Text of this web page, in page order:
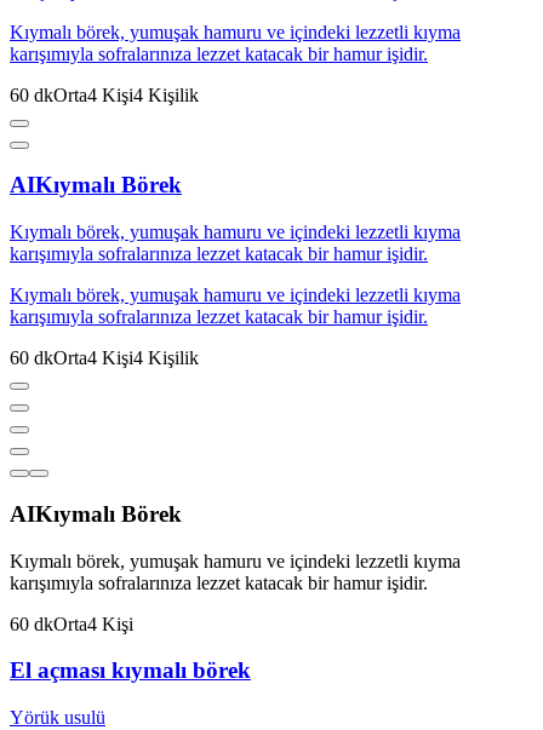
Kıymalı börek, yumuşak hamuru ve içindeki lezzetli kıyma
karışımıyla sofralarınıza lezzet katacak bir hamur işidir.
60 dkOrta4 Kişi4 Kişilik
AIKıymalı Börek
Kıymalı börek, yumuşak hamuru ve içindeki lezzetli kıyma
karışımıyla sofralarınıza lezzet katacak bir hamur işidir.
Kıymalı börek, yumuşak hamuru ve içindeki lezzetli kıyma
karışımıyla sofralarınıza lezzet katacak bir hamur işidir.
60 dkOrta4 Kişi4 Kişilik
AIKıymalı Börek
Kıymalı börek, yumuşak hamuru ve içindeki lezzetli kıyma
karışımıyla sofralarınıza lezzet katacak bir hamur işidir.
60 dkOrta4 Kişi
El açması kıymalı börek
Yörük usulü